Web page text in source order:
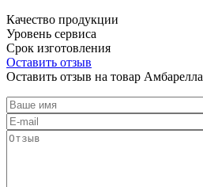
Качество продукции
Уровень сервиса
Срок изготовления
Оставить отзыв
Оставить отзыв на товар Амбарелла